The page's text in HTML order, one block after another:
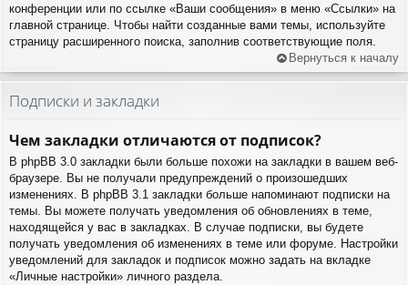
конференции или по ссылке «Ваши сообщения» в меню «Ссылки» на
главной странице. Чтобы найти созданные вами темы, используйте
страницу расширенного поиска, заполнив соответствующие поля.
Вернуться к началу
Подписки и закладки
Чем закладки отличаются от подписок?
В phpBB 3.0 закладки были больше похожи на закладки в вашем веб-
браузере. Вы не получали предупреждений о произошедших
изменениях. В phpBB 3.1 закладки больше напоминают подписки на
темы. Вы можете получать уведомления об обновлениях в теме,
находящейся у вас в закладках. В случае подписки, вы будете
получать уведомления об изменениях в теме или форуме. Настройки
уведомлений для закладок и подписок можно задать на вкладке
«Личные настройки» личного раздела.